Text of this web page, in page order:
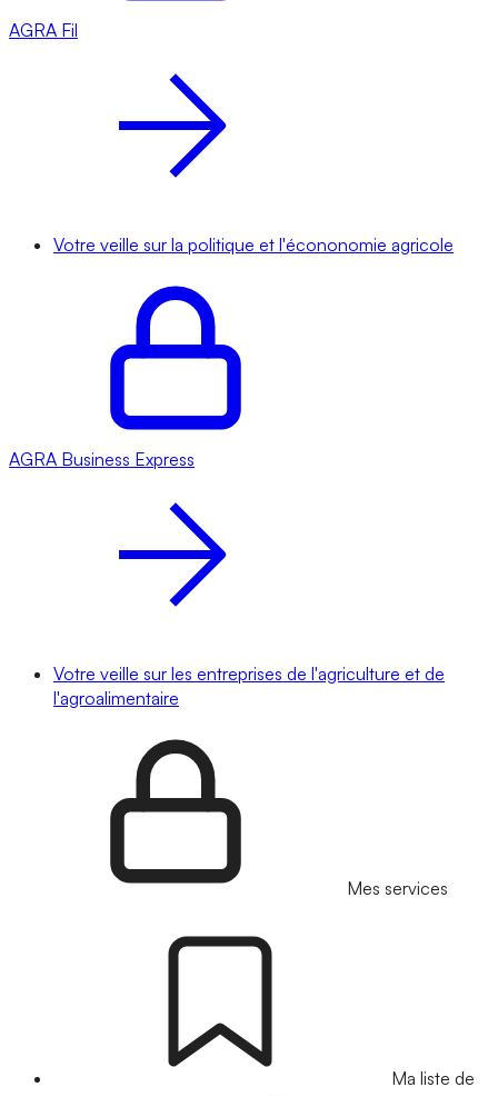
AGRA Fil
Votre veille sur la politique et l'écononomie agricole
AGRA Business Express
Votre veille sur les entreprises de l'agriculture et de
l'agroalimentaire
Mes services
Ma liste de